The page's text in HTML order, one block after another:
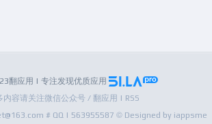
翻应用 | 专注发现优质应用
内容请关注微信公众号 / 翻应用 | RSS
# QQ | 563955587 © Designed by iappsme